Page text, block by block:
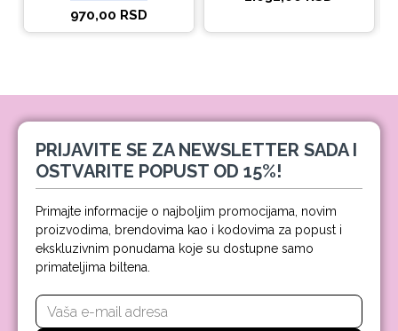
natural 300ml
970,00 RSD
PRIJAVITE SE ZA NEWSLETTER SADA I
OSTVARITE POPUST OD 15%!
Primajte informacije o najboljim promocijama, novim
proizvodima, brendovima kao i kodovima za popust i
ekskluzivnim ponudama koje su dostupne samo
primateljima biltena.